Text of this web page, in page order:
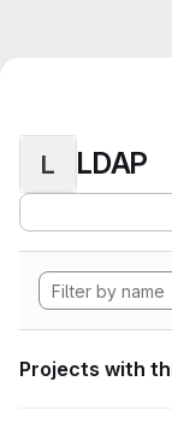
L LDAP
Projects with